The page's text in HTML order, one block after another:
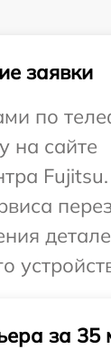
заявки
по
на сайте
Fujitsu.
за 35